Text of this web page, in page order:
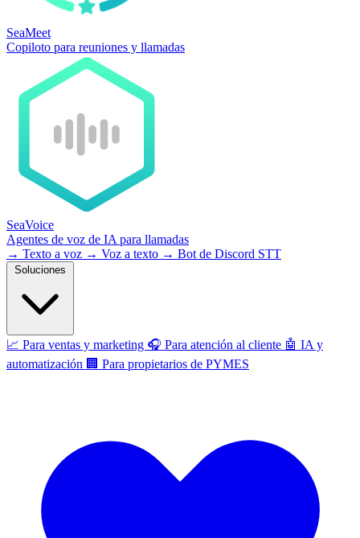
SeaMeet
Copiloto para reuniones y llamadas
SeaVoice
Agentes de voz de IA para llamadas
→ Texto a voz → Voz a texto → Bot de Discord STT
📈 Para ventas y marketing 🎧 Para atención al cliente 🤖 IA y
automatización 🏢 Para propietarios de PYMES